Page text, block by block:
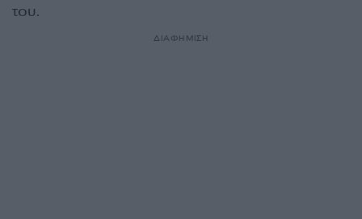
του.
ΔΙΑΦΗΜΙΣΗ